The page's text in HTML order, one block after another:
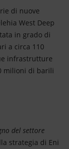
di nuove
West Deep
in grado di
a circa 110
infrastrutture
milioni di barili
del settore
strategia di Eni